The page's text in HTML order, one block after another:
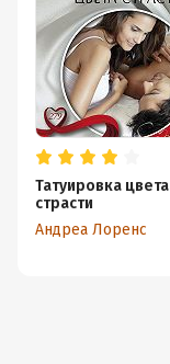
Татуировка цвета
страсти
Андреа Лоренс